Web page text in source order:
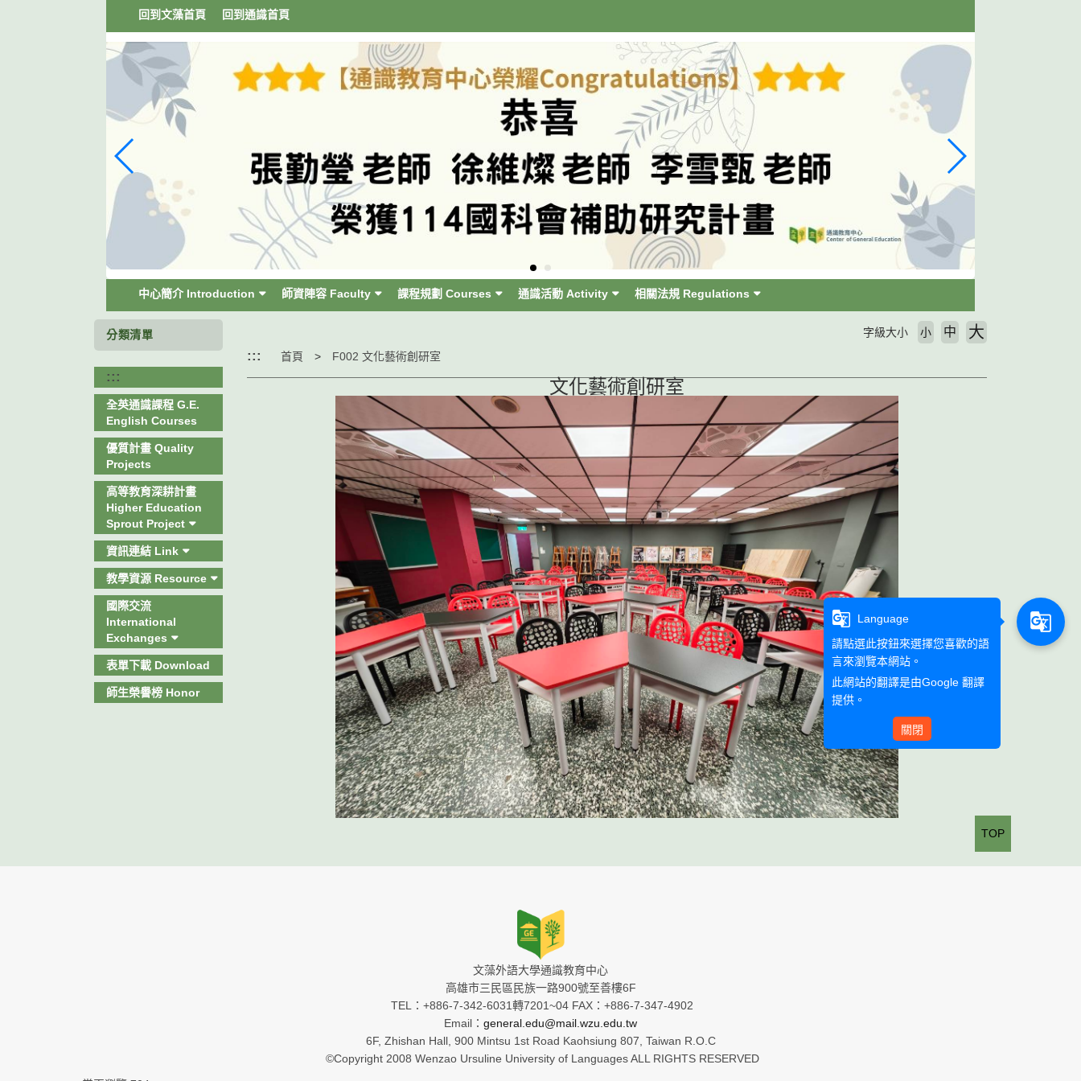
回到文藻首頁 回到通識首頁
中心簡介 Introduction 師資陣容 Faculty 課程規劃 Courses 通識活動 Activity 相關法規 Regulations
分類清單
:::
全英通識課程 G.E.
English Courses
優質計畫 Quality
Projects
高等教育深耕計畫
Higher Education
Sprout Project
資訊連結 Link
教學資源 Resource
國際交流
International
Exchanges
表單下載 Download
師生榮譽榜 Honor
::: 首頁 F002 文化藝術創研室
字級大小 小 中 大
文化藝術創研室
文藻外語大學通識教育中心
高雄市三民區民族一路900號至善樓6F
TEL：+886-7-342-6031轉7201~04 FAX：+886-7-347-4902
Email： general.edu@mail.wzu.edu.tw
6F, Zhishan Hall, 900 Mintsu 1st Road Kaohsiung 807, Taiwan R.O.C
©Copyright 2008 Wenzao Ursuline University of Languages ALL RIGHTS RESERVED
TOP
g_translate
Language
請點選此按鈕來選擇您喜歡的語
言來瀏覽本網站。
此網站的翻譯是由Google 翻譯
提供。
關閉
g_translate